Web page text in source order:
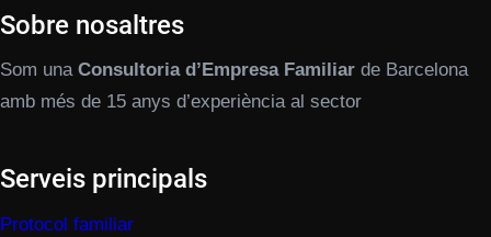
Sobre nosaltres
Som una Consultoria d’Empresa Familiar de Barcelona
amb més de 15 anys d’experiència al sector
Serveis principals
Protocol familiar